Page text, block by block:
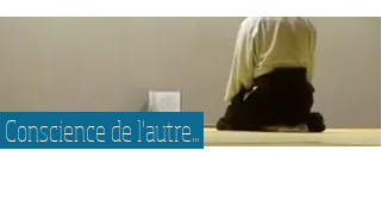
Conscience de l'autre...